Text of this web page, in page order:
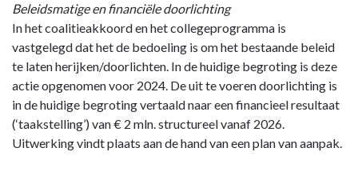
Beleidsmatige en financiële doorlichting
In het coalitieakkoord en het collegeprogramma is
vastgelegd dat het de bedoeling is om het bestaande beleid
te laten herijken/doorlichten. In de huidige begroting is deze
actie opgenomen voor 2024. De uit te voeren doorlichting is
in de huidige begroting vertaald naar een financieel resultaat
(‘taakstelling’) van € 2 mln. structureel vanaf 2026.
Uitwerking vindt plaats aan de hand van een plan van aanpak.